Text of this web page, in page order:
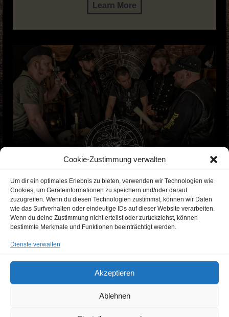
Cookie-Zustimmung verwalten
Um dir ein optimales Erlebnis zu bieten, verwenden wir Technologien wie
Cookies, um Geräteinformationen zu speichern und/oder darauf
zuzugreifen. Wenn du diesen Technologien zustimmst, können wir Daten
wie das Surfverhalten oder eindeutige IDs auf dieser Website verarbeiten.
Wenn du deine Zustimmung nicht erteilst oder zurückziehst, können
bestimmte Merkmale und Funktionen beeinträchtigt werden.
Dienste verwalten
Akzeptieren
Ablehnen
Learn More